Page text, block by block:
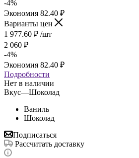
-4%
Экономия 82.40 ₽
Варианты цен
1 977.60 ₽ /шт
2 060 ₽
-4%
Экономия 82.40 ₽
Подробности
Нет в наличии
Вкус—Шоколад
Ваниль
Шоколад
Подписаться
Рассчитать доставку